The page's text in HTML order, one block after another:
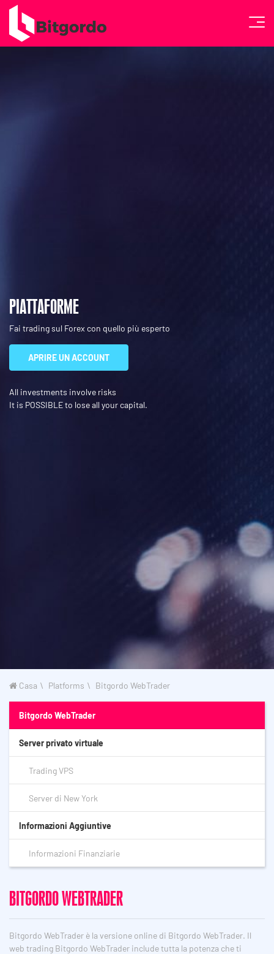
PIATTAFORME
Fai trading sul Forex con quello più esperto
APRIRE UN ACCOUNT
All investments involve risks
It is POSSIBLE to lose all your capital.
Casa Platforms Bitgordo WebTrader
Bitgordo WebTrader
Server privato virtuale
Trading VPS
Server di New York
Informazioni Aggiuntive
Informazioni Finanziarie
BITGORDO WEBTRADER
Bitgordo WebTrader è la versione online di Bitgordo WebTrader. Il
web trading Bitgordo WebTrader include tutta la potenza che ti